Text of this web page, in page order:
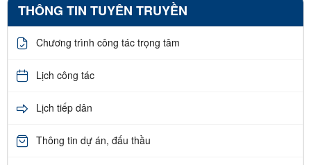
THÔNG TIN TUYÊN TRUYỀN
Chương trình công tác trọng tâm
Lịch công tác
Lịch tiếp dân
Thông tin dự án, đấu thầu